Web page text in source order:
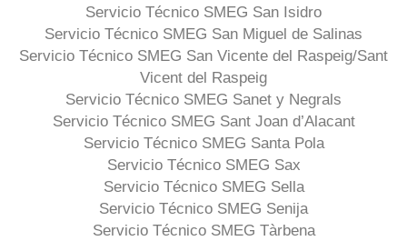
Servicio Técnico SMEG San Isidro
Servicio Técnico SMEG San Miguel de Salinas
Servicio Técnico SMEG San Vicente del Raspeig/Sant
Vicent del Raspeig
Servicio Técnico SMEG Sanet y Negrals
Servicio Técnico SMEG Sant Joan d’Alacant
Servicio Técnico SMEG Santa Pola
Servicio Técnico SMEG Sax
Servicio Técnico SMEG Sella
Servicio Técnico SMEG Senija
Servicio Técnico SMEG Tàrbena